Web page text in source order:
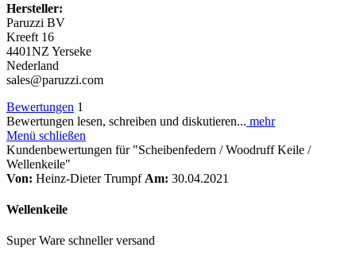
Hersteller:
Paruzzi BV
Kreeft 16
4401NZ Yerseke
Nederland
sales@paruzzi.com
Bewertungen 1
Bewertungen lesen, schreiben und diskutieren... mehr
Menü schließen
Kundenbewertungen für "Scheibenfedern / Woodruff Keile /
Wellenkeile"
Von: Heinz-Dieter Trumpf Am: 30.04.2021
Wellenkeile
Super Ware schneller versand